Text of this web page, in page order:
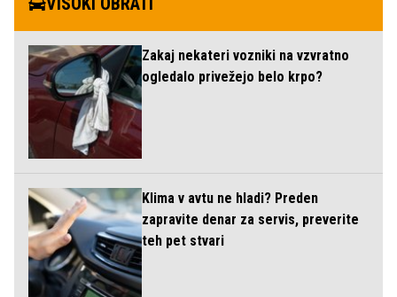
Zakaj nekateri vozniki na vzvratno
ogledalo privežejo belo krpo?
Klima v avtu ne hladi? Preden
zapravite denar za servis, preverite
teh pet stvari